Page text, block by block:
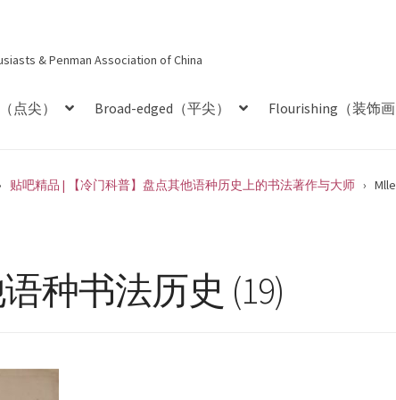
& Penman Association of China
点尖） Broad-edged（平尖） Flourishing（装饰画
贴吧精品 | 【冷门科普】盘点其他语种历史上的书法著作与大师 ›
种书法历史 (19)